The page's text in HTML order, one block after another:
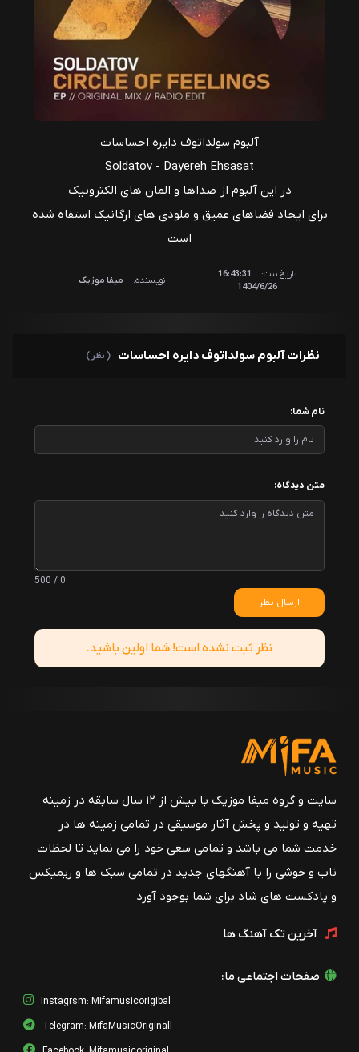
آلبوم سولداتوف دایره احساسات
Soldatov - Dayereh Ehsasat
در این آلبوم از صداها و المان های الکترونیک
برای ایجاد فضاهای عمیق و ملودی های ارگانیک استفاه شده
است
تاریخ ثبت:
16:43:31
1404/6/26
نویسنده: میفا موزیک
نظرات آلبوم سولداتوف دایره احساسات ( نظر )
نام شما:
متن دیدگاه:
0 / 500
ارسال نظر
نظر ثبت نشده است! شما اولین باشید.
سایت و گروه میفا موزیک با بیش از ۱۲ سال سابقه در زمینه
تهیه و تولید و پخش آثار موسیقی در تمامی زمینه ها در
خدمت شما می باشد و تمامی سعی خود را می نماید تا لحظات
ناب و خوشی را با آهنگهای جدید در تمامی سبک ها و ریمیکس
و پادکست های شاد برای شما بوجود آورد
آخرین تک آهنگ ها
صفحات اجتماعی ما:
Instagrsm: Mifamusicorigibal
Telegram: MifaMusicOriginall